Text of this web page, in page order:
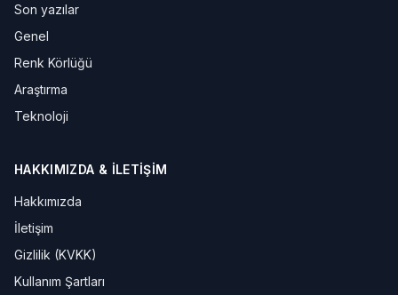
Son yazılar
Genel
Renk Körlüğü
Araştırma
Teknoloji
HAKKIMIZDA & İLETIŞIM
Hakkımızda
İletişim
Gizlilik (KVKK)
Kullanım Şartları